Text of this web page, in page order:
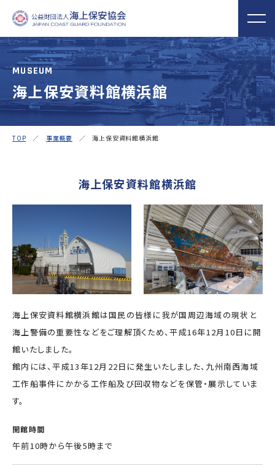
海上保安協会について ABOUT MORE
役員ごあいさつ 組織
事業概要 PROJECT MORE
オリジナルキャ
ラクターグッズ
海上保安庁音楽
隊との協調
海上保安友の会
の支援
海上における防犯・安全の確保・環境の保全
海上保安協
力員
海守
「緊急通報ダイヤル118
番」の周知
関する活動
則集
ール
海上防犯に
海洋環境保全に関する活
海外海上保安機関との連携・協力
海外海上保安機
アジア海上保安
海上保安官の志望者増加・教養
募集活動
海上保安分野における人
MUSEUM
海上保安資料館横浜館
TOP ／ 事業概要 ／ 海上保安資料館横浜館
海上保安資料館横浜館
海上保安資料館横浜館は国民の皆様に我が国周辺海域の現状と
海上警備の重要性などをご理解頂くため、平成16年12月10日に開
館いたしました。
館内には、平成13年12月22日に発生いたしました、九州南西海域
工作船事件にかかる工作船及び回収物などを保管・展示していま
す。
開館時間
午前10時から午後5時まで